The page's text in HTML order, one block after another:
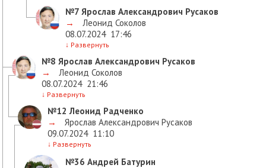
№7 Ярослав Александрович Русаков
→
Леонид Соколов
08.07.2024 17:46
↓ Развернуть
№8 Ярослав Александрович Русаков
→
Леонид Соколов
08.07.2024 21:46
↓ Развернуть
№12 Леонид Радченко
→
Ярослав Александрович Русаков
09.07.2024 11:10
↓ Развернуть
№36 Андрей Батурин